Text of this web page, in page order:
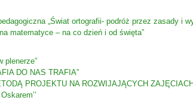
„Świat ortografii- podróż przez zasady i
matematyce – na co dzień i od święta”
plenerze”
DO NAS TRAFIA”
PROJEKTU NA ROZWIJAJĄCYCH